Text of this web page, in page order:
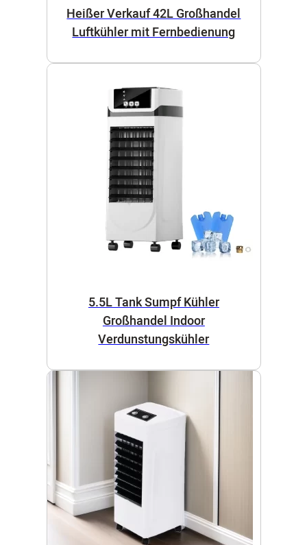
Heißer Verkauf 42L Großhandel
Luftkühler mit Fernbedienung
5.5L Tank Sumpf Kühler
Großhandel Indoor
Verdunstungskühler